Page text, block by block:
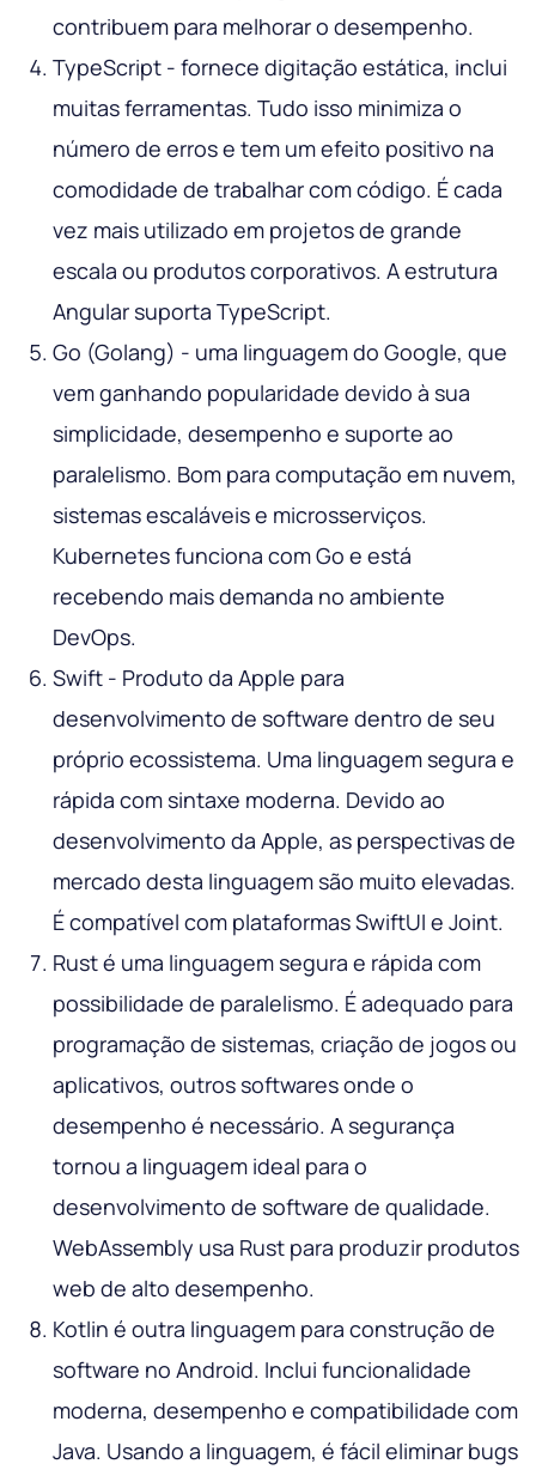
contribuem para melhorar o desempenho.
TypeScript - fornece digitação estática, inclui
muitas ferramentas. Tudo isso minimiza o
número de erros e tem um efeito positivo na
comodidade de trabalhar com código. É cada
vez mais utilizado em projetos de grande
escala ou produtos corporativos. A estrutura
Angular suporta TypeScript.
Go (Golang) - uma linguagem do Google, que
vem ganhando popularidade devido à sua
simplicidade, desempenho e suporte ao
paralelismo. Bom para computação em nuvem,
sistemas escaláveis e microsserviços.
Kubernetes funciona com Go e está
recebendo mais demanda no ambiente
DevOps.
Swift - Produto da Apple para
desenvolvimento de software dentro de seu
próprio ecossistema. Uma linguagem segura e
rápida com sintaxe moderna. Devido ao
desenvolvimento da Apple, as perspectivas de
mercado desta linguagem são muito elevadas.
É compatível com plataformas SwiftUI e Joint.
Rust é uma linguagem segura e rápida com
possibilidade de paralelismo. É adequado para
programação de sistemas, criação de jogos ou
aplicativos, outros softwares onde o
desempenho é necessário. A segurança
tornou a linguagem ideal para o
desenvolvimento de software de qualidade.
WebAssembly usa Rust para produzir produtos
web de alto desempenho.
Kotlin é outra linguagem para construção de
software no Android. Inclui funcionalidade
moderna, desempenho e compatibilidade com
Java. Usando a linguagem, é fácil eliminar bugs